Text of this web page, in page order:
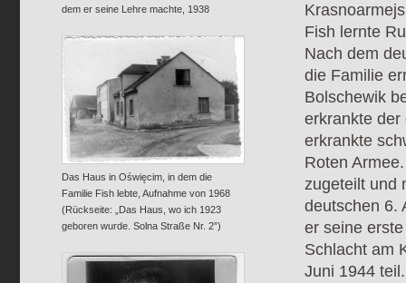
dem er seine Lehre machte, 1938
Das Haus in Oświęcim, in dem die
Familie Fish lebte, Aufnahme von 1968
(Rückseite: „Das Haus, wo ich 1923
geboren wurde. Solna Straße Nr. 2”)
Fish lernte
Nach dem
die Familie
Bolschewik
erkrankte der
erkrankte
Roten
zugeteilt und
deutschen 6.
er seine
Schlacht am
Juni 1944